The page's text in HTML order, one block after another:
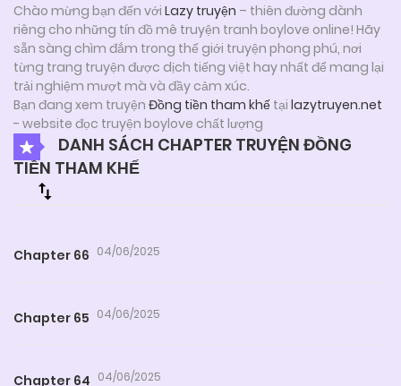
Chào mừng bạn đến với Lazy truyện – thiên đường dành
riêng cho những tín đồ mê truyện tranh boylove online! Hãy
sẵn sàng chìm đắm trong thế giới truyện phong phú, nơi
từng trang truyện được dịch tiếng việt hay nhất để mang lại
trải nghiệm mượt mà và đầy cảm xúc.
Bạn đang xem truyện Đồng tiền tham khế tại lazytruyen.net
- website đọc truyện boylove chất lượng
DANH SÁCH CHAPTER TRUYỆN ĐỒNG
TIỀN THAM KHẾ
Chapter 66 04/06/2025
Chapter 65 04/06/2025
Chapter 64 04/06/2025